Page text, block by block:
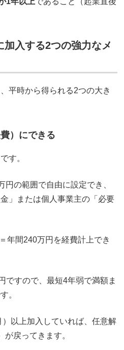
入する2つの強力なメ
平時から得られる2つの大き
）にできる
す。
の範囲で自由に設定でき、
」または個人事業主の「必要
年間240万円を経費計上でき
ですので、最短4年弱で満額ま
。
以上加入していれば、任意解
戻ってきます。